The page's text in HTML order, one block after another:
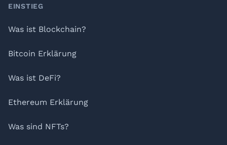
Footer
EINSTIEG
Was ist Blockchain?
Bitcoin Erklärung
Was ist DeFi?
Ethereum Erklärung
Was sind NFTs?